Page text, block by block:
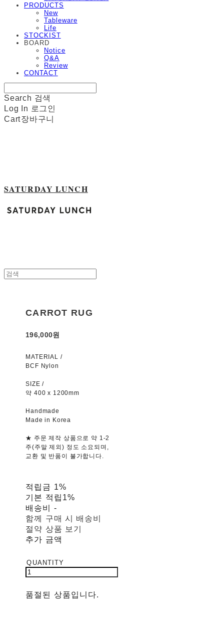
PRODUCTS
New
Tableware
Life
STOCKIST
BOARD
Notice
Q&A
Review
CONTACT
Search 검색
Log In 로그인
Cart장바구니
SATURDAY LUNCH
CARROT RUG
196,000원
MATERIAL /
BCF Nylon
SIZE /
약 400 x 1200mm
Handmade
Made in Korea
★ 주문 제작 상품으로 약 1-2
주(주말 제외) 정도 소요되며,
교환 및 반품이 불가합니다.
적립금 1%
기본 적립 1%
배송비 -
함께 구매 시 배송비
절약 상품 보기
추가 금액
품절된 상품입니다.